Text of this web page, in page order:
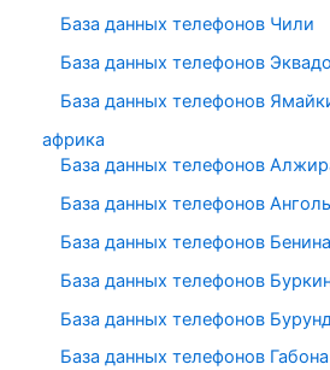
База данных телефонов Чили
База данных телефонов
База данных телефонов
африка
База данных телефонов
База данных телефонов
База данных телефонов Бенина
База данных телефонов
База данных телефонов
База данных телефонов Габона